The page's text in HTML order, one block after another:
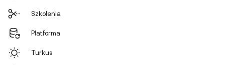
Szkolenia
Platforma
Turkus